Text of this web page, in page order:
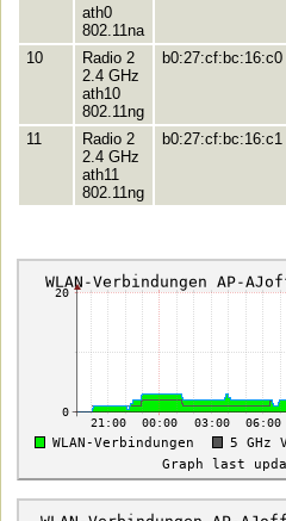
ath0
802.11na
10
Radio 2
2.4 GHz
ath10
802.11ng
b0:27:cf:bc:16:c0
11
Radio 2
2.4 GHz
ath11
802.11ng
b0:27:cf:bc:16:c1